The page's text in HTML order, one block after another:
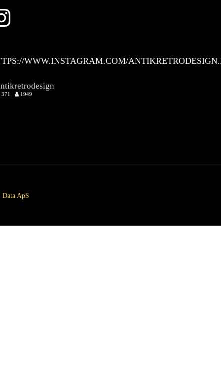
WWW.INSTAGRAM.COM/
371 1949
ApS